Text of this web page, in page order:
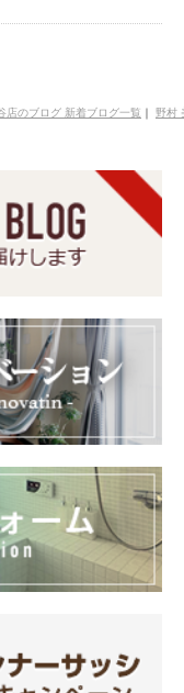
店のブログ 新着ブログ一覧 ｜ 野村